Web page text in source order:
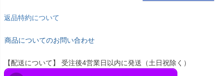
返品特約について
商品についてのお問い合わせ
【配送について】 受注後4営業日以内に発送（土日祝除く）